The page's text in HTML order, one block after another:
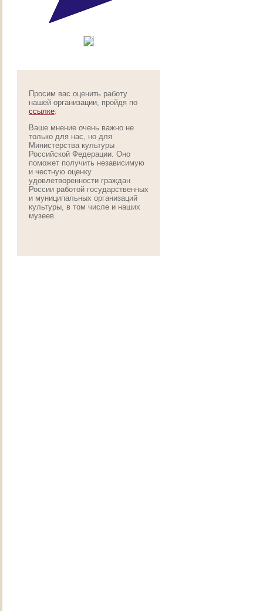
Просим вас оценить работу
нашей организации, пройдя по
ссылке:
Ваше мнение очень важно не
только для нас, но для
Министерства культуры
Российской Федерации. Оно
поможет получить независимую
и честную оценку
удовлетворенности граждан
России работой государственных
и муниципальных организаций
культуры, в том числе и наших
музеев.